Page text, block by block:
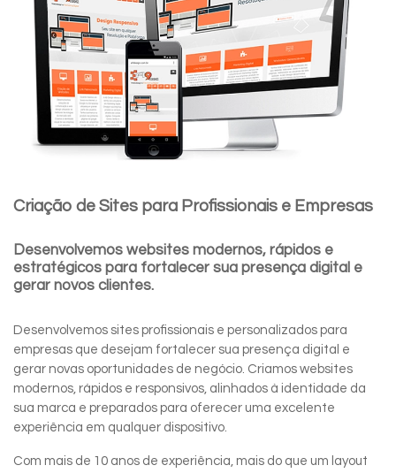
Criação de Sites para Profissionais e Empresas
Desenvolvemos websites modernos, rápidos e
estratégicos para fortalecer sua presença digital e
gerar novos clientes.
Desenvolvemos sites profissionais e personalizados para
empresas que desejam fortalecer sua presença digital e
gerar novas oportunidades de negócio. Criamos websites
modernos, rápidos e responsivos, alinhados à identidade da
sua marca e preparados para oferecer uma excelente
experiência em qualquer dispositivo.
Com mais de 10 anos de experiência, mais do que um layout